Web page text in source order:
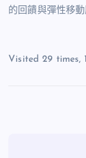
的回饋與彈性移
Visited 29 times,